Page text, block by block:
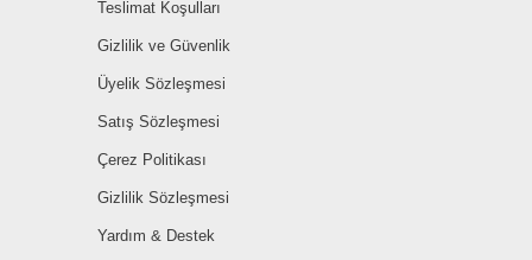
Teslimat Koşulları
Gizlilik ve Güvenlik
Üyelik Sözleşmesi
Satış Sözleşmesi
Çerez Politikası
Gizlilik Sözleşmesi
Yardım & Destek